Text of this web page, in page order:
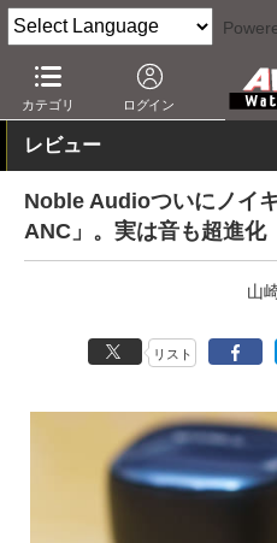
カテゴリ ログイン
AV Watch 製品 ヘッドフォン
レビュー
Noble Audioついにノイ
ANC」。実は音も超進化
山
リスト